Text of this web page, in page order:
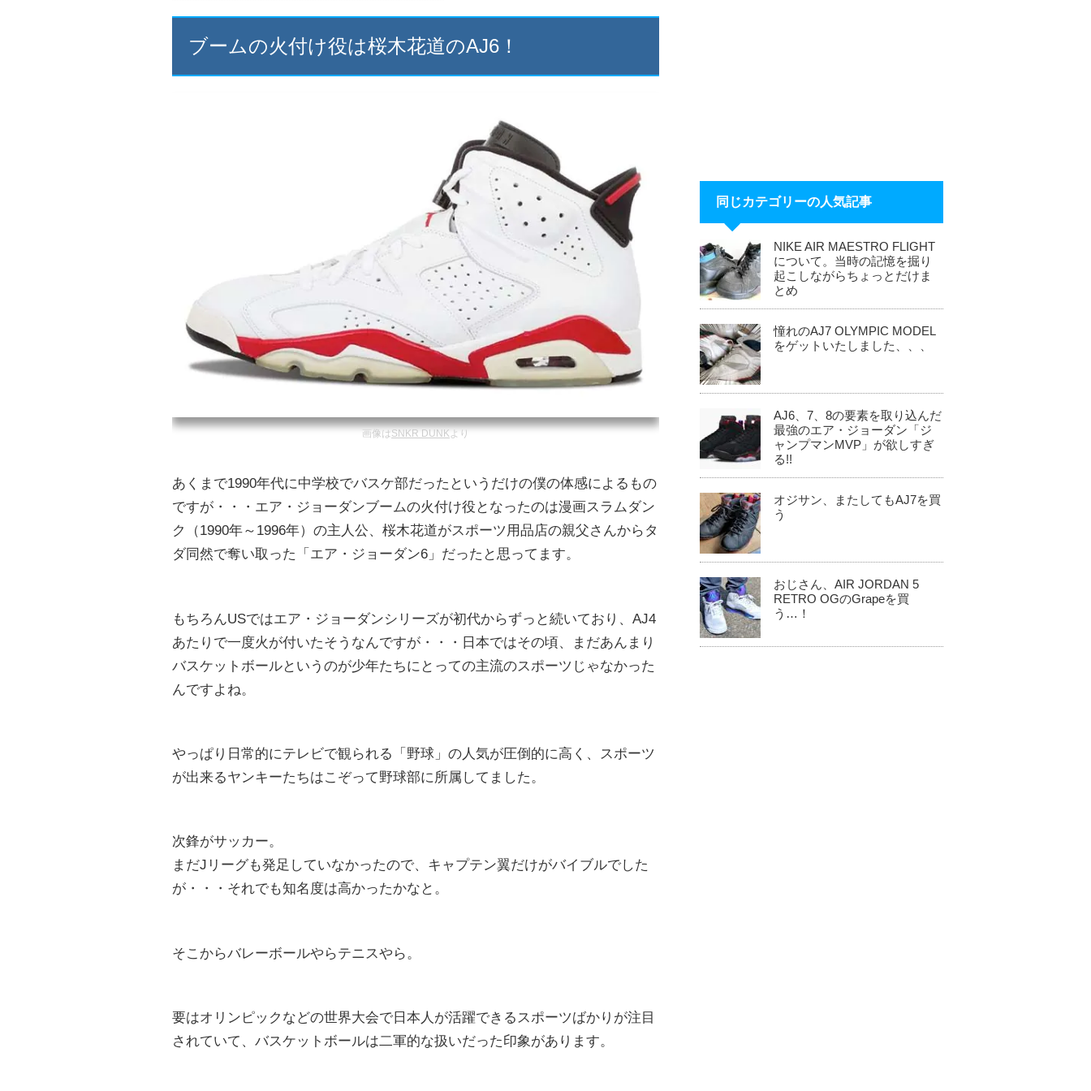
ブームの火付け役は桜木花道のAJ6！
画像は SNKR DUNKより
あくまで1990年代に中学校でバスケ部だったというだけの僕の体感によるもの
ですが・・・エア・ジョーダンブームの火付け役となったのは漫画スラムダン
ク（1990年～1996年）の主人公、桜木花道がスポーツ用品店の親父さんからタ
ダ同然で奪い取った「エア・ジョーダン6」だったと思ってます。
もちろんUSではエア・ジョーダンシリーズが初代からずっと続いており、AJ4
あたりで一度火が付いたそうなんですが・・・日本ではその頃、まだあんまり
バスケットボールというのが少年たちにとっての主流のスポーツじゃなかった
んですよね。
やっぱり日常的にテレビで観られる「野球」の人気が圧倒的に高く、スポーツ
が出来るヤンキーたちはこぞって野球部に所属してました。
次鋒がサッカー。
まだJリーグも発足していなかったので、キャプテン翼だけがバイブルでした
が・・・それでも知名度は高かったかなと。
そこからバレーボールやらテニスやら。
要はオリンピックなどの世界大会で日本人が活躍できるスポーツばかりが注目
されていて、バスケットボールは二軍的な扱いだった印象があります。
同じカテゴリーの人気記事
NIKE AIR MAESTRO FLIGHT
について。当時の記憶を掘り
起こしながらちょっとだけま
とめ
憧れのAJ7 OLYMPIC MODEL
をゲットいたしました、、、
AJ6、7、8の要素を取り込んだ
最強のエア・ジョーダン「ジ
ャンプマンMVP」が欲しすぎ
る!!
オジサン、またしてもAJ7を買
う
おじさん、AIR JORDAN 5
RETRO OGのGrapeを買
う…！